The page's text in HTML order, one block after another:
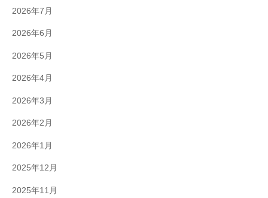
2026年7月
2026年6月
2026年5月
2026年4月
2026年3月
2026年2月
2026年1月
2025年12月
2025年11月